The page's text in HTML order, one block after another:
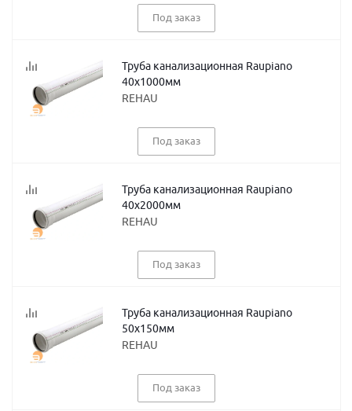
Под заказ
Труба канализационная Raupiano
40х1000мм
REHAU
Под заказ
Труба канализационная Raupiano
40х2000мм
REHAU
Под заказ
Труба канализационная Raupiano
50х150мм
REHAU
Под заказ